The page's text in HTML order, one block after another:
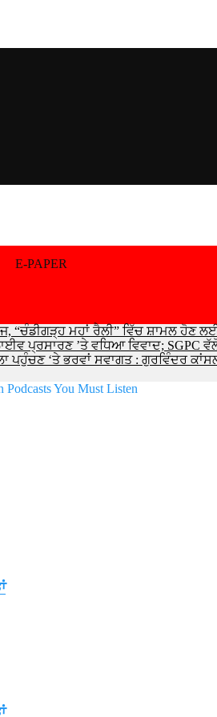
E-PAPER
“ਚੰਡੀਗੜ੍ਹ ਮਹਾਂ ਰੈਲੀ” ਵਿੱਚ ਸ਼ਾਮਲ ਹੋਣ
ਪ੍ਰਸਾਰਣ ’ਤੇ ਵਧਿਆ ਵਿਵਾਦ; SGPC
ਪਹੁੰਚਣ ‘ਤੇ ਭਰਵਾਂ ਸਵਾਗਤ : ਗੁਰਵਿੰਦਰ